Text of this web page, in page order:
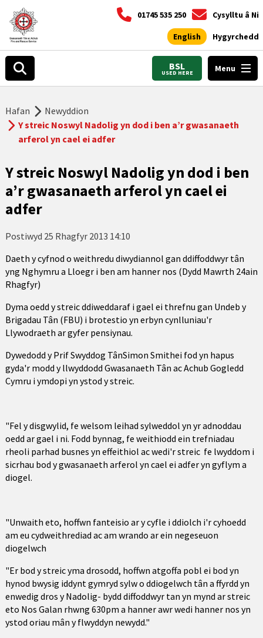
01745 535 250 Cysylltu â Ni
English Hygyrchedd
BSL
USED HERE Menu
Hafan
Newyddion
Y streic Noswyl Nadolig yn dod i ben a’r gwasanaeth
arferol yn cael ei adfer
Y streic Noswyl Nadolig yn dod i ben
a’r gwasanaeth arferol yn cael ei
adfer
Postiwyd 25 Rhagfyr 2013 14:10
Daeth y cyfnod o weithredu diwydiannol gan ddiffoddwyr tân
yng Nghymru a Lloegr i ben am hanner nos (Dydd Mawrth 24ain
Rhagfyr)
Dyma oedd y streic ddiweddaraf i gael ei threfnu gan Undeb y
Brigadau Tân (FBU) i brotestio yn erbyn cynlluniau'r
Llywodraeth ar gyfer pensiynau.
Dywedodd y Prif Swyddog TânSimon Smithei fod yn hapus
gyda'r modd y llwyddodd Gwasanaeth Tân ac Achub Gogledd
Cymru i ymdopi yn ystod y streic.
"Fel y disgwylid, fe welsom leihad sylweddol yn yr adnoddau
oedd ar gael i ni. Fodd bynnag, fe weithiodd ein trefniadau
rheoli parhad busnes yn effeithiol ac wedi'r streic fe lwyddom i
sicrhau bod y gwasanaeth arferol yn cael ei adfer yn gyflym a
diogel.
"Unwaith eto, hoffwn fanteisio ar y cyfle i ddiolch i'r cyhoedd
am eu cydweithrediad ac am wrando ar ein negeseuon
diogelwch
"Er bod y streic yma drosodd, hoffwn atgoffa pobl ei bod yn
hynod bwysig iddynt gymryd sylw o ddiogelwch tân a ffyrdd yn
enwedig dros y Nadolig- bydd diffoddwyr tan yn mynd ar streic
eto Nos Galan rhwng 630pm a hanner awr wedi hanner nos yn
ystod oriau mân y flwyddyn newydd."